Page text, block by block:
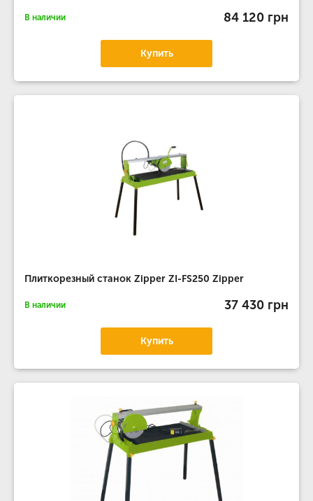
В наличии 84 120 грн
Купить
Плиткорезный станок Zipper ZI-FS250 Zipper
В наличии 37 430 грн
Купить